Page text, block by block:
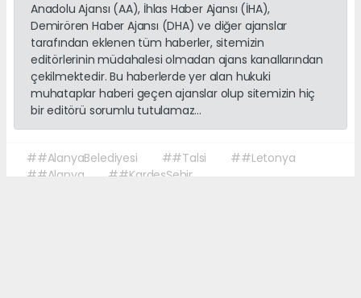
Anadolu Ajansı (AA), İhlas Haber Ajansı (İHA),
Demirören Haber Ajansı (DHA) ve diğer ajanslar
tarafından eklenen tüm haberler, sitemizin
editörlerinin müdahalesi olmadan ajans kanallarından
çekilmektedir. Bu haberlerde yer alan hukuki
muhataplar haberi geçen ajanslar olup sitemizin hiç
bir editörü sorumlu tutulamaz...
##AlanyaBelediyesi ##Talsi
##Letonya
##Alanya
##KardeşŞehir